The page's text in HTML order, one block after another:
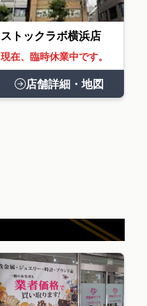
ストックラボ横浜店
現在、臨時休業中です。
店舗詳細・地図